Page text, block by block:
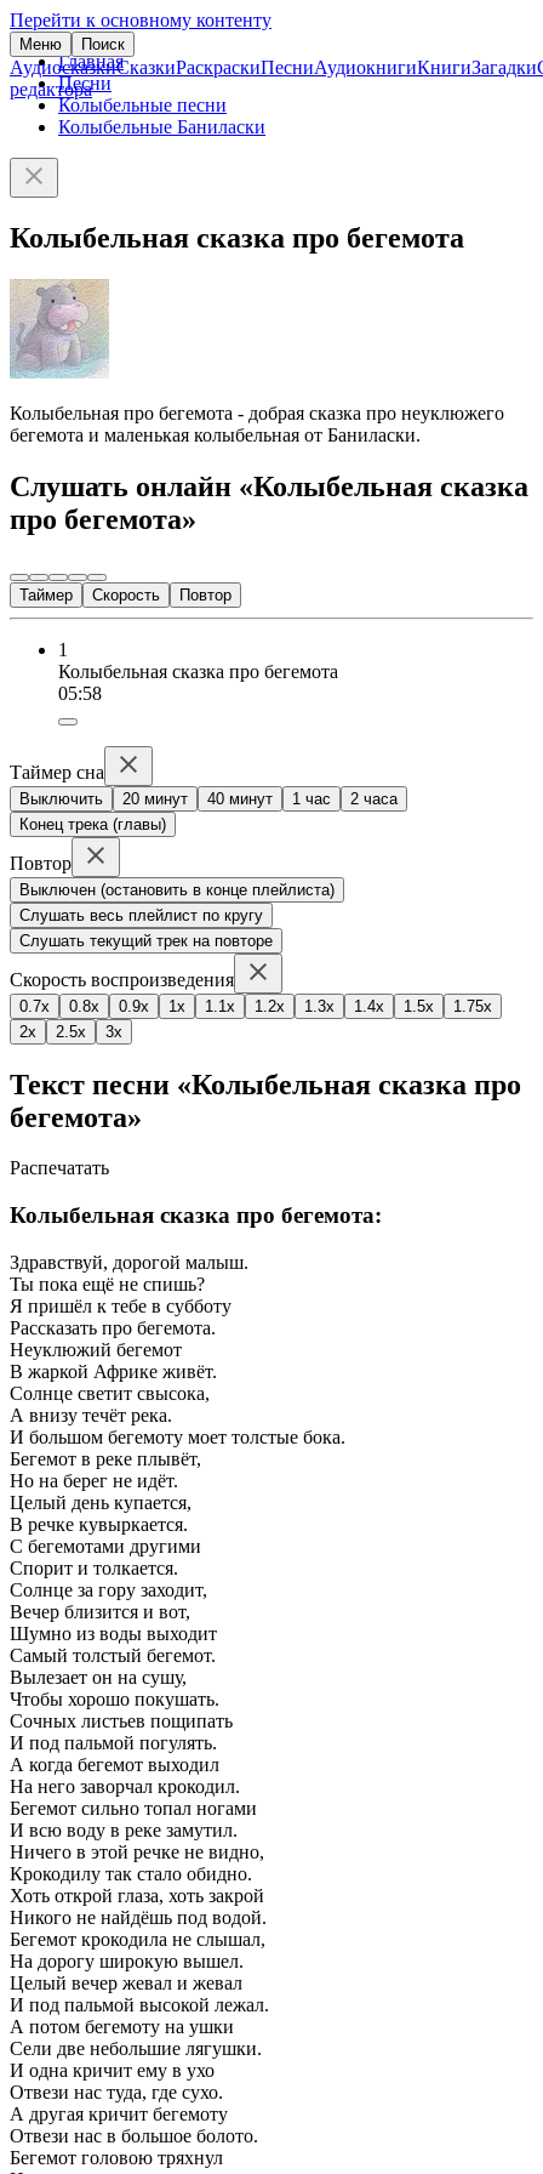
Перейти к основному контенту
Меню Поиск
АудиосказкиСказкиРаскраскиПесниАудиокнигиКнигиЗагадки
редактора
Главная
Песни
Колыбельные песни
Колыбельные Баниласки
Колыбельная сказка про бегемота
Колыбельная про бегемота - добрая сказка про неуклюжего
бегемота и маленькая колыбельная от Баниласки.
Слушать онлайн «Колыбельная сказка
про бегемота»
Таймер Скорость Повтор
1
Колыбельная сказка про бегемота
05:58
Таймер сна
Выключить 20 минут 40 минут 1 час
2 часа
Конец трека (главы)
Повтор
Выключен (остановить в конце плейлиста)
Слушать весь плейлист по кругу
Слушать текущий трек на повторе
Скорость воспроизведения
0.7x 0.8x 0.9x 1x 1.1x 1.2x 1.3x 1.4x 1.5x
1.75x
2x
2.5x 3x
Текст песни «Колыбельная сказка про
бегемота»
Распечатать
Колыбельная сказка про бегемота:
Здравствуй, дорогой малыш.
Ты пока ещё не спишь?
Я пришёл к тебе в субботу
Рассказать про бегемота.
Неуклюжий бегемот
В жаркой Африке живёт.
Солнце светит свысока,
А внизу течёт река.
И большом бегемоту моет толстые бока.
Бегемот в реке плывёт,
Но на берег не идёт.
Целый день купается,
В речке кувыркается.
С бегемотами другими
Спорит и толкается.
Солнце за гору заходит,
Вечер близится и вот,
Шумно из воды выходит
Самый толстый бегемот.
Вылезает он на сушу,
Чтобы хорошо покушать.
Сочных листьев пощипать
И под пальмой погулять.
А когда бегемот выходил
На него заворчал крокодил.
Бегемот сильно топал ногами
И всю воду в реке замутил.
Ничего в этой речке не видно,
Крокодилу так стало обидно.
Хоть открой глаза, хоть закрой
Никого не найдёшь под водой.
Бегемот крокодила не слышал,
На дорогу широкую вышел.
Целый вечер жевал и жевал
И под пальмой высокой лежал.
А потом бегемоту на ушки
Сели две небольшие лягушки.
И одна кричит ему в ухо
Отвези нас туда, где сухо.
А другая кричит бегемоту
Отвези нас в большое болото.
Бегемот головою тряхнул